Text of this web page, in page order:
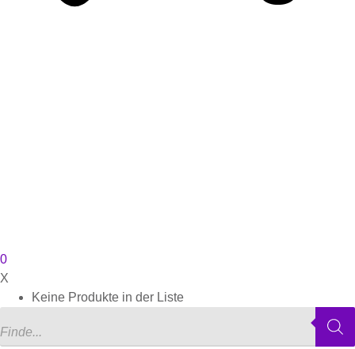
0
X
Keine Produkte in der Liste